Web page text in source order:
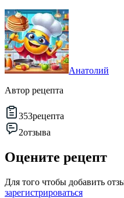
Анатолий
Автор рецепта
353рецепта
2отзыва
Оцените рецепт
Для того чтобы добавить
зарегистрироваться